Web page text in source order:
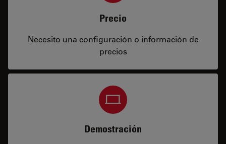
Precio
Necesito una configuración o información de
precios
Demostración